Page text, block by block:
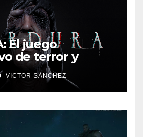
El juego
de terror y
AA presenta
jugabilidad en
Show
VICTOR SÁNCHEZ